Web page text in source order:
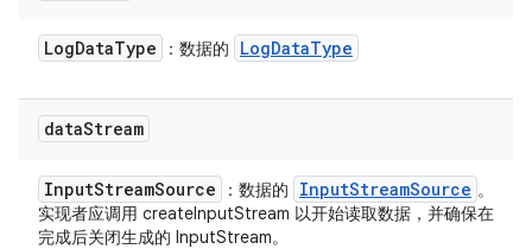
LogDataType ：数据的 LogDataType
dataStream
InputStreamSource ：数据的 InputStreamSource 。
实现者应调用 createInputStream 以开始读取数据，并确保在
完成后关闭生成的 InputStream。